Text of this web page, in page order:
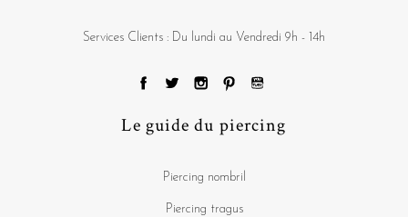
Services Clients : Du lundi au Vendredi 9h - 14h
Le guide du piercing
Piercing nombril
Piercing tragus